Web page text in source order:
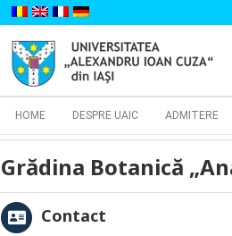
Cautare...
HOME DESPRE UAIC ADMITERE
Grădina Botanică
Contact